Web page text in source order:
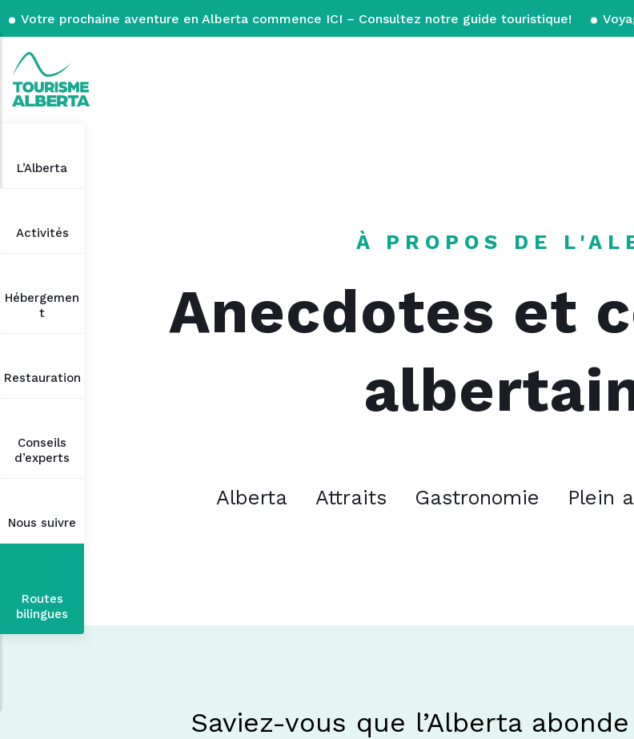
Votre prochaine aventure en Alberta commence ICI – Consultez notre guide touristique!
L’Alberta
Activités
Hébergemen
t
Restauration
Conseils
d’experts
Nous suivre
Routes
bilingues
À PROPOS DE
Anecdotes et
Alberta Attraits Gastronomie Plein
Saviez-vous que l’Alberta